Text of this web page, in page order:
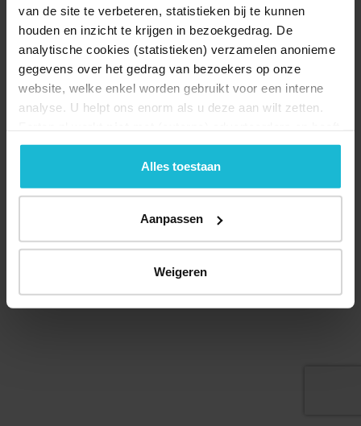
van de site te verbeteren, statistieken bij te kunnen
houden en inzicht te krijgen in bezoekgedrag. De
analytische cookies (statistieken) verzamelen anonieme
gegevens over het gedrag van bezoekers op onze
website, welke enkel worden gebruikt voor een interne
analyse. U helpt ons enorm als u deze aan wilt zetten.
geen commerciële doelstelling. U kunt deze cookies via
de knoppen accepteren, beheren of weigeren.
Alles toestaan
Aanpassen
Weigeren
© 2026 Stichting Forten Nederland
Over ons
Doneer nu Disclaimer
Contact
Forten.nl wordt ondersteund door de